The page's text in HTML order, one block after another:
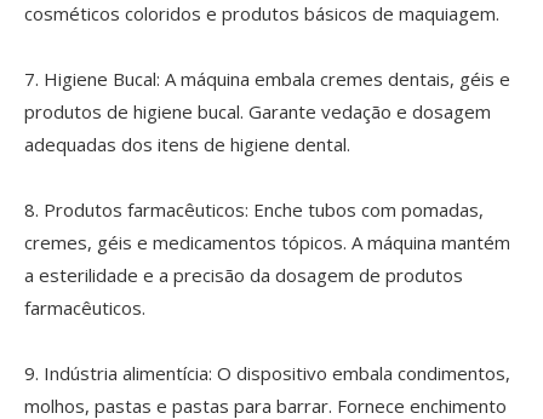
cosméticos coloridos e produtos básicos de maquiagem.
7. Higiene Bucal: A máquina embala cremes dentais, géis e
produtos de higiene bucal. Garante vedação e dosagem
adequadas dos itens de higiene dental.
8. Produtos farmacêuticos: Enche tubos com pomadas,
cremes, géis e medicamentos tópicos. A máquina mantém
a esterilidade e a precisão da dosagem de produtos
farmacêuticos.
9. Indústria alimentícia: O dispositivo embala condimentos,
molhos, pastas e pastas para barrar. Fornece enchimento